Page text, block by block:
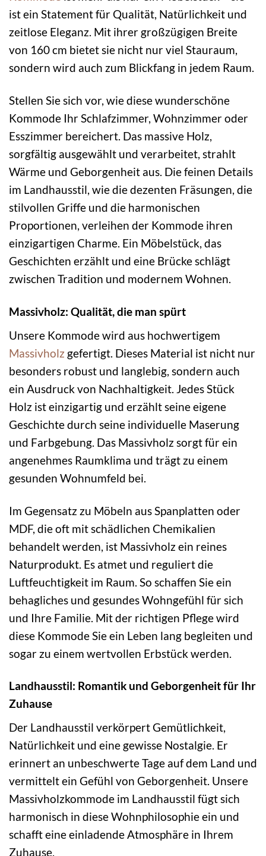
ist ein Statement für Qualität, Natürlichkeit und
zeitlose Eleganz. Mit ihrer großzügigen Breite
von 160 cm bietet sie nicht nur viel Stauraum,
sondern wird auch zum Blickfang in jedem Raum.
Stellen Sie sich vor, wie diese wunderschöne
Kommode Ihr Schlafzimmer, Wohnzimmer oder
Esszimmer bereichert. Das massive Holz,
sorgfältig ausgewählt und verarbeitet, strahlt
Wärme und Geborgenheit aus. Die feinen Details
im Landhausstil, wie die dezenten Fräsungen, die
stilvollen Griffe und die harmonischen
Proportionen, verleihen der Kommode ihren
einzigartigen Charme. Ein Möbelstück, das
Geschichten erzählt und eine Brücke schlägt
zwischen Tradition und modernem Wohnen.
Massivholz: Qualität, die man spürt
Unsere Kommode wird aus hochwertigem
Massivholz gefertigt. Dieses Material ist nicht nur
besonders robust und langlebig, sondern auch
ein Ausdruck von Nachhaltigkeit. Jedes Stück
Holz ist einzigartig und erzählt seine eigene
Geschichte durch seine individuelle Maserung
und Farbgebung. Das Massivholz sorgt für ein
angenehmes Raumklima und trägt zu einem
gesunden Wohnumfeld bei.
Im Gegensatz zu Möbeln aus Spanplatten oder
MDF, die oft mit schädlichen Chemikalien
behandelt werden, ist Massivholz ein reines
Naturprodukt. Es atmet und reguliert die
Luftfeuchtigkeit im Raum. So schaffen Sie ein
behagliches und gesundes Wohngefühl für sich
und Ihre Familie. Mit der richtigen Pflege wird
diese Kommode Sie ein Leben lang begleiten und
sogar zu einem wertvollen Erbstück werden.
Landhausstil: Romantik und Geborgenheit für Ihr
Zuhause
Der Landhausstil verkörpert Gemütlichkeit,
Natürlichkeit und eine gewisse Nostalgie. Er
erinnert an unbeschwerte Tage auf dem Land und
vermittelt ein Gefühl von Geborgenheit. Unsere
Massivholzkommode im Landhausstil fügt sich
harmonisch in diese Wohnphilosophie ein und
schafft eine einladende Atmosphäre in Ihrem
Zuhause.